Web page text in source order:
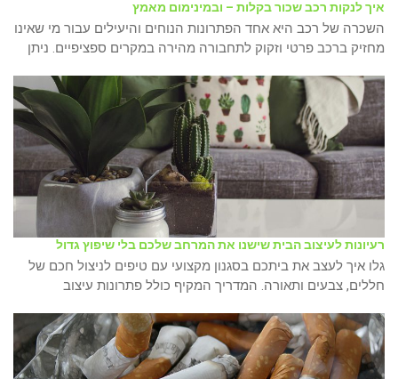
איך לנקות רכב שכור בקלות – ובמינימום מאמץ
השכרה של רכב היא אחד הפתרונות הנוחים והיעילים עבור מי שאינו
מחזיק ברכב פרטי וזקוק לתחבורה מהירה במקרים ספציפיים. ניתן
רעיונות לעיצוב הבית שישנו את המרחב שלכם בלי שיפוץ גדול
גלו איך לעצב את ביתכם בסגנון מקצועי עם טיפים לניצול חכם של
חללים, צבעים ותאורה. המדריך המקיף כולל פתרונות עיצוב